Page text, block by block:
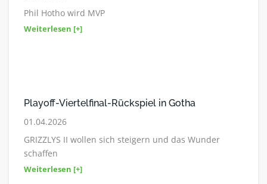
Phil Hotho wird MVP
Weiterlesen [+]
Playoff-Viertelfinal-Rückspiel in Gotha
01.04.2026
GRIZZLYS II wollen sich steigern und das Wunder
schaffen
Weiterlesen [+]